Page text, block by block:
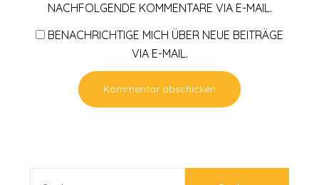
NACHFOLGENDE KOMMENTARE VIA E-MAIL.
BENACHRICHTIGE MICH ÜBER NEUE BEITRÄGE
VIA E-MAIL.